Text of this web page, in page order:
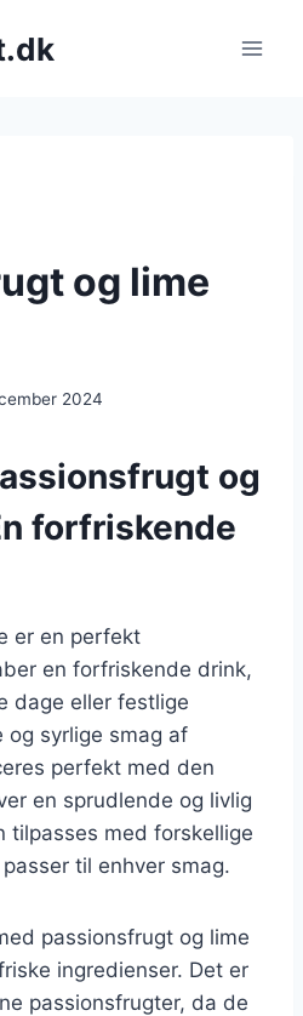
og lime
2024
og
forfriskende
er en perfekt
en forfriskende drink,
dage eller festlige
og syrlige smag af
perfekt med den
en sprudlende og livlig
tilpasses med forskellige
til enhver smag.
passionsfrugt og lime
ingredienser. Det er
passionsfrugter, da de